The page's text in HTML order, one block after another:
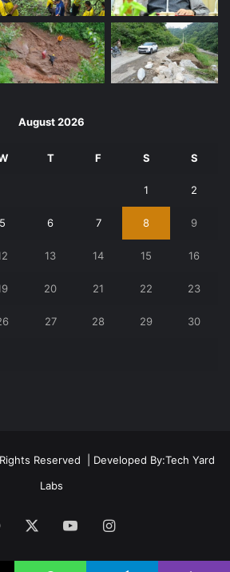
August 2026
T F S S
1 2
5 6 7 8 9
13 14 15 16
20 21 22 23
27 28 29 30
Reserved | Developed By:Tech Yard
Labs
Facebook YouTubeInstagram